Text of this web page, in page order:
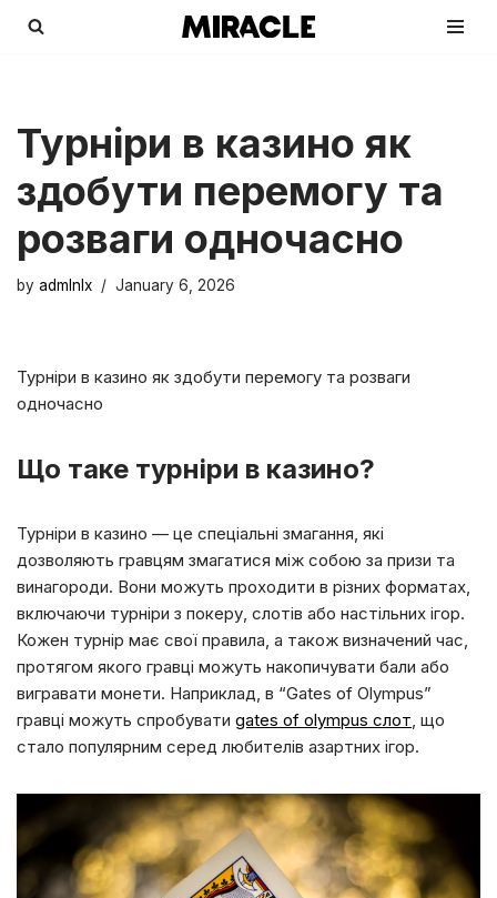
Турніри в казино як
здобути перемогу та
розваги одночасно
by admlnlx January 6, 2026
Турніри в казино як здобути перемогу та розваги
одночасно
Що таке турніри в казино?
Турніри в казино — це спеціальні змагання, які
дозволяють гравцям змагатися між собою за призи та
винагороди. Вони можуть проходити в різних форматах,
включаючи турніри з покеру, слотів або настільних ігор.
Кожен турнір має свої правила, а також визначений час,
протягом якого гравці можуть накопичувати бали або
вигравати монети. Наприклад, в “Gates of Olympus”
гравці можуть спробувати gates of olympus слот , що
стало популярним серед любителів азартних ігор.